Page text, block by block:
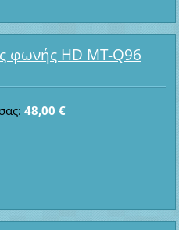
φωνής HD MT-Q96
48,00 €